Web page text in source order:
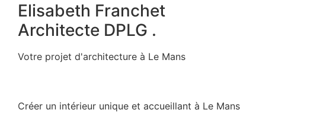
Elisabeth Franchet
Architecte DPLG .
Votre projet d'architecture à Le Mans
Créer un intérieur unique et accueillant à Le Mans